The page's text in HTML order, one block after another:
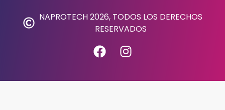
NAPROTECH 2026, TODOS LOS DERECHOS
RESERVADOS